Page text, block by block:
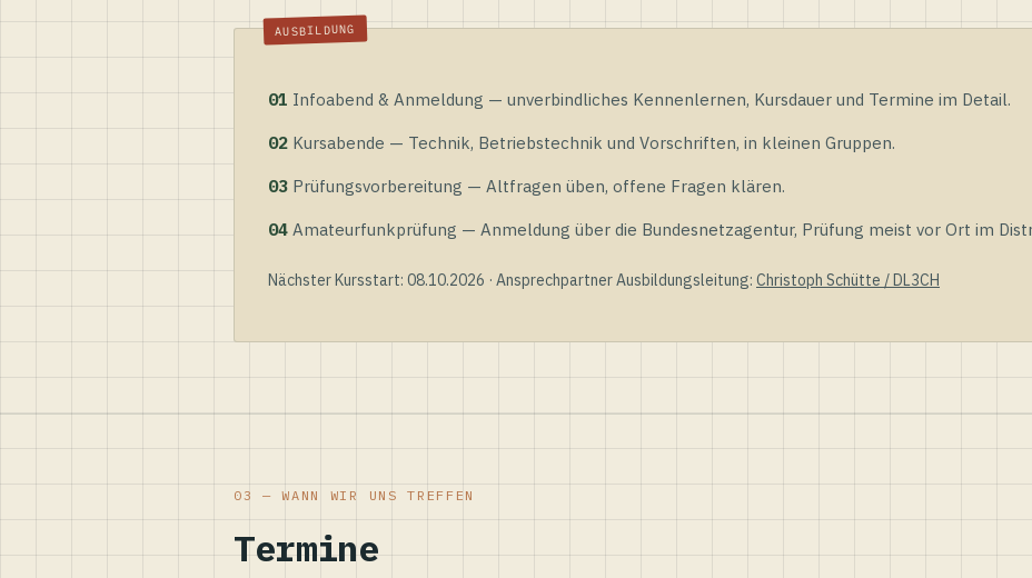
01 Infoabend & Anmeldung — unverbindliches Kennenlernen, Kursdauer und Termine im Detail.
02 Kursabende — Technik, Betriebstechnik und Vorschriften, in kleinen Gruppen.
03 Prüfungsvorbereitung — Altfragen üben, offene Fragen klären.
04 Amateurfunkprüfung — Anmeldung über die Bundesnetzagentur, Prüfung meist vor Ort im
Nächster Kursstart: 08.10.2026 · Ansprechpartner Ausbildungsleitung: Christoph Schütte / DL3CH
03 — WANN WIR UNS TREFFEN
Termine